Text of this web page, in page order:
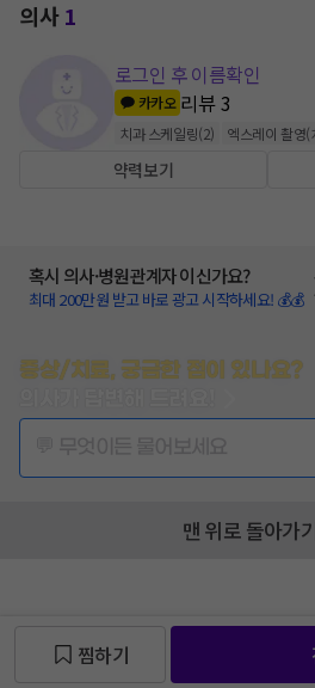
의사1
로그인 후 이름확인
카카오 리뷰3
치과 스케일링(2) 엑스레이 촬영(
약력보기
혹시 의사·병원관계자 이신가요?
최대 200만원 받고 바로 광고 시작하세요! 💰💰
증상/치료, 궁금한 점이 있나요?
맨 위로 돌아가
찜하기